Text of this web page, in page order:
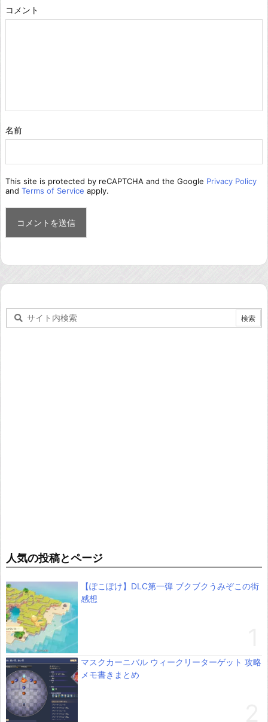
コメント
名前
This site is protected by reCAPTCHA and the Google Privacy Policy
and Terms of Service apply.
人気の投稿とページ
【ぽこぽけ】DLC第一弾 ブクブクうみぞこの街
感想
マスクカーニバル ウィークリーターゲット 攻略
メモ書きまとめ